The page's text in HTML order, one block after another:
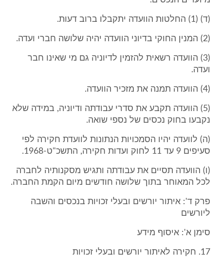
(ד) (1) החלטות הוועדה יתקבלו ברוב דעות.
(2) המנין החוקי בדיוני הוועדה יהיה שלושה חברי ועדה.
(3) הוועדה רשאית להזמין לדיוניה גם מי שאינו חבר
ועדה.
(4) הוועדה תמנה את מזכיר הוועדה.
(5) הוועדה תקבע את סדרי עבודתה ודיוניה, במידה שלא
נקבעו בחוק נכסים של נספי שואה.
(ה) לוועדה יהיו הסמכויות הנתונות לוועדת חקירה לפי
סעיפים 9 עד 11 לחוק ועדות חקירה, התשכ"ט-1968.
(ו) הוועדה תסיים את עבודתה ותגיש מסקנותיה לחברה
לכל המאוחר בתוך שלושה חודשים מיום הקמת החברה.
פרק ד': איתור יורשים ובעלי זכויות בנכסים והשבה
ליורשים
סימן א': איסוף מידע
17. חקירה לאיתור יורשים ובעלי זכויות